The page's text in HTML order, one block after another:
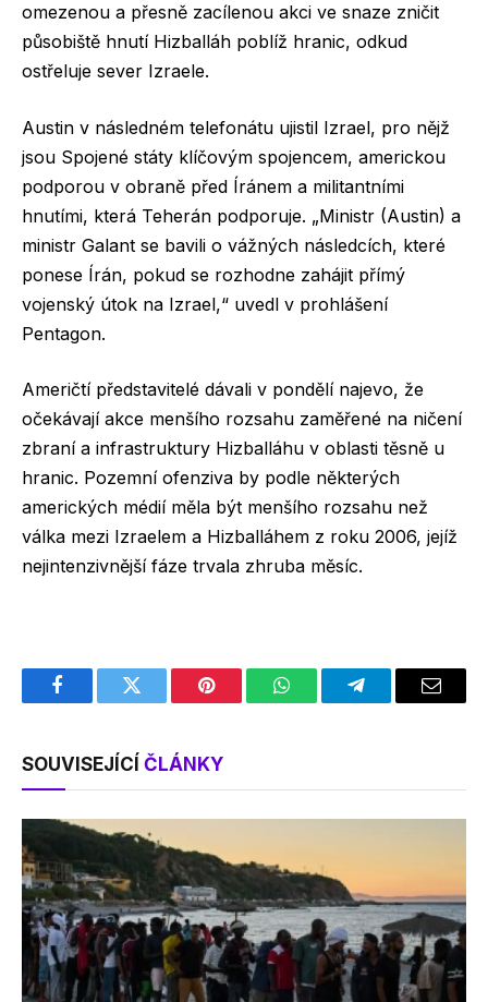
omezenou a přesně zacílenou akci ve snaze zničit
působiště hnutí Hizballáh poblíž hranic, odkud
ostřeluje sever Izraele.
Austin v následném telefonátu ujistil Izrael, pro nějž
jsou Spojené státy klíčovým spojencem, americkou
podporou v obraně před Íránem a militantními
hnutími, která Teherán podporuje. „Ministr (Austin) a
ministr Galant se bavili o vážných následcích, které
ponese Írán, pokud se rozhodne zahájit přímý
vojenský útok na Izrael,“ uvedl v prohlášení
Pentagon.
Američtí představitelé dávali v pondělí najevo, že
očekávají akce menšího rozsahu zaměřené na ničení
zbraní a infrastruktury Hizballáhu v oblasti těsně u
hranic. Pozemní ofenziva by podle některých
amerických médií měla být menšího rozsahu než
válka mezi Izraelem a Hizballáhem z roku 2006, jejíž
nejintenzivnější fáze trvala zhruba měsíc.
FacebookTwitter Pinterest WhatsAppTelegramEmail
SOUVISEJÍCÍ ČLÁNKY